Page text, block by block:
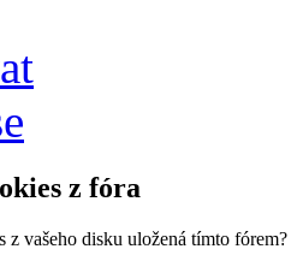
z fóra
z vašeho disku uložená tímto fórem?